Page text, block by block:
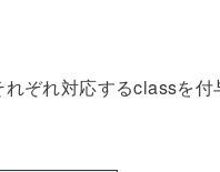
ぞれ対応するclassを付